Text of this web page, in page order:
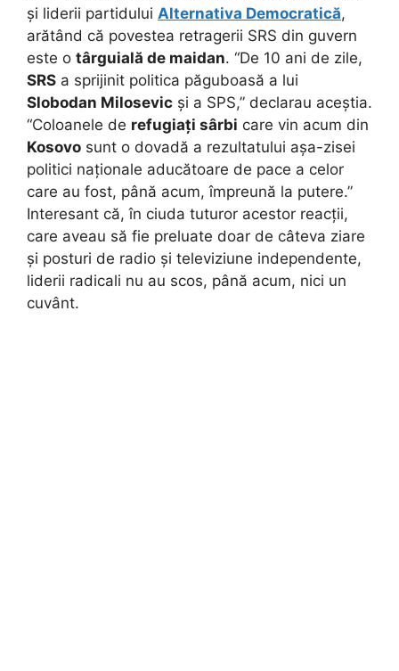
și liderii partidului Alternativa Democratică,
arătând că povestea retragerii SRS din guvern
este o târguială de maidan. “De 10 ani de zile,
SRS a sprijinit politica păguboasă a lui
Slobodan Milosevic și a SPS,” declarau aceștia.
“Coloanele de refugiați sârbi care vin acum din
Kosovo sunt o dovadă a rezultatului așa-zisei
politici naționale aducătoare de pace a celor
care au fost, până acum, împreună la putere.”
Interesant că, în ciuda tuturor acestor reacții,
care aveau să fie preluate doar de câteva ziare
și posturi de radio și televiziune independente,
liderii radicali nu au scos, până acum, nici un
cuvânt.